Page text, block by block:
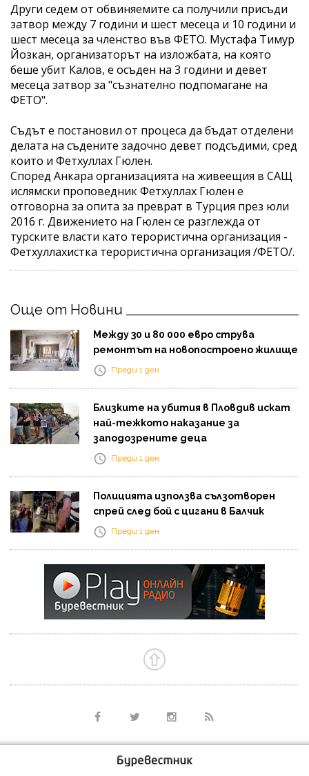
Други седем от обвиняемите са получили присъди
затвор между 7 години и шест месеца и 10 години и
шест месеца за членство във ФЕТО. Мустафа Тимур
Йозкан, организаторът на изложбата, на която
беше убит Калов, е осъден на 3 години и девет
месеца затвор за "съзнателно подпомагане на
ФЕТО".
Съдът е постановил от процеса да бъдат отделени
делата на съдените задочно девет подсъдими, сред
които и Фетхуллах Гюлен.
Според Анкара организацията на живеещия в САЩ
ислямски проповедник Фетхуллах Гюлен е
отговорна за опита за преврат в Турция през юли
2016 г. Движението на Гюлен се разглежда от
турските власти като терористична организация -
Фетхуллахистка терористична организация /ФЕТО/.
Още от Новини
Между 30 и 80 000 евро струва
ремонтът на новопостроено жилище
Преди 1 ден
Близките на убития в Пловдив искат
най-тежкото наказание за
заподозрените деца
Преди 1 ден
Полицията използва сълзотворен
спрей след бой с цигани в Балчик
Преди 1 ден